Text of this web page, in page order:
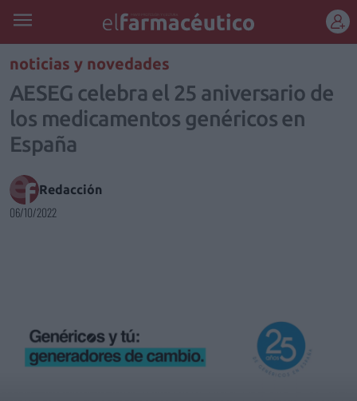
REGÍSTRATE
noticias y novedades
AESEG celebra el 25 aniversario de
los medicamentos genéricos en
España
Redacción
06/10/2022